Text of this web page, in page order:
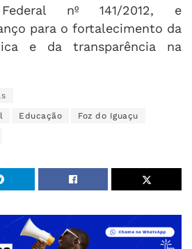
Federal nº 141/2012, e
para o fortalecimento da
e da transparência na
Educação Foz do Iguaçu